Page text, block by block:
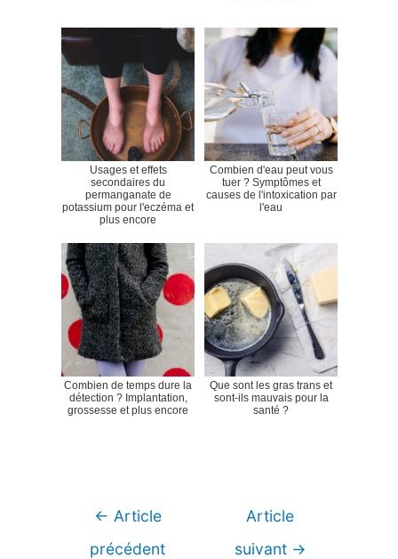
Usages et effets
secondaires du
permanganate de
potassium pour l'eczéma et
plus encore
Combien d'eau peut vous
tuer ? Symptômes et
causes de l'intoxication par
l'eau
Combien de temps dure la
détection ? Implantation,
grossesse et plus encore
Que sont les gras trans et
sont-ils mauvais pour la
santé ?
Navigation
← Article
précédent
Article
suivant →